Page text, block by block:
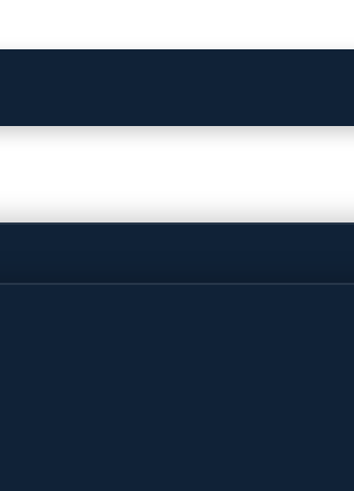
en zal binnenkort